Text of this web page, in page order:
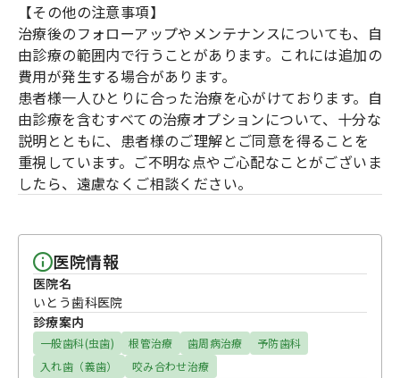
【その他の注意事項】
治療後のフォローアップやメンテナンスについても、自
由診療の範囲内で行うことがあります。これには追加の
費用が発生する場合があります。
患者様一人ひとりに合った治療を心がけております。自
由診療を含むすべての治療オプションについて、十分な
説明とともに、患者様のご理解とご同意を得ることを
重視しています。ご不明な点やご心配なことがございま
したら、遠慮なくご相談ください。
医院情報
医院名
いとう歯科医院
診療案内
一般歯科(虫歯) 根管治療 歯周病治療
予防歯科
入れ歯（義歯）
咬み合わせ治療